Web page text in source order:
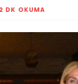
2 DK OKUMA